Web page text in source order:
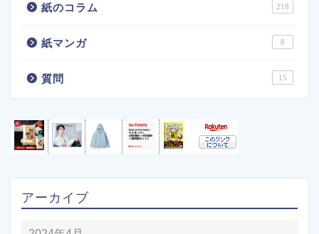
紙のコラム 218
紙マンガ 8
質問 15
アーカイブ